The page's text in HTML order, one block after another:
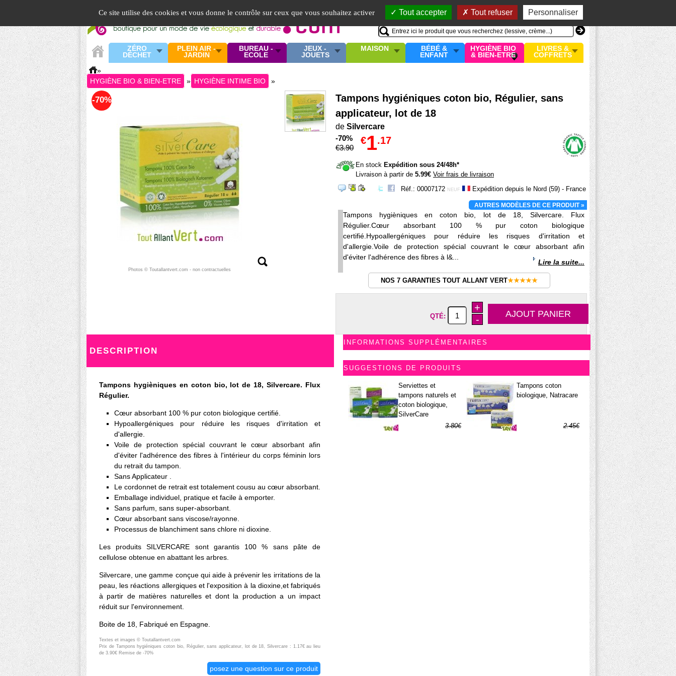
Ce site utilise des cookies et vous donne le contrôle sur ceux que vous souhaitez activer Tout accepter Tout refuser Personnaliser
Mon compte
MON PANIER
0 article
ZÉRO
DÉCHET
PLEIN AIR -
JARDIN
BUREAU -
ECOLE
JEUX -
JOUETS
MAISON
BÉBÉ &
ENFANT
HYGIÈNE BIO
& BIEN-ETRE
LIVRES &
COFFRETS
»
HYGIÈNE BIO & BIEN-ETRE
» HYGIÈNE INTIME BIO »
-70%
Photos © Toutallantvert.com - non contractuelles
Tampons hygiéniques coton bio, Régulier, sans
applicateur, lot de 18
de Silvercare
-70%
€3.90
€1.17
En stock Expédition sous 24/48h*
Livraison à partir de 5.99€ Voir frais de livraison
Réf.: 00007172 NEUF Expédition depuis le Nord (59) - France
AUTRES MODÈLES DE CE PRODUIT »
Tampons hygièniques en coton bio, lot de 18, Silvercare. Flux
Régulier.Cœur absorbant 100 % pur coton biologique
certifié.Hypoallergéniques pour réduire les risques d'irritation et
d'allergie.Voile de protection spécial couvrant le cœur absorbant afin
d'éviter l'adhérence des fibres à l&...
Lire la suite...
NOS 7 GARANTIES TOUT ALLANT VERT★★★★★
QTÉ:
+
-
INFORMATIONS SUPPLÉMENTAIRES
SUGGESTIONS DE PRODUITS
Serviettes et
tampons naturels et
coton biologique,
SilverCare
3.80€
Tampons coton
biologique, Natracare
2.45€
DESCRIPTION
Tampons hygièniques en coton bio, lot de 18, Silvercare. Flux
Régulier.
Cœur absorbant 100 % pur coton biologique certifié.
Hypoallergéniques pour réduire les risques d'irritation et
d'allergie.
Voile de protection spécial couvrant le cœur absorbant afin
d'éviter l'adhérence des fibres à l'intérieur du corps féminin lors
du retrait du tampon.
Sans Applicateur .
Le cordonnet de retrait est totalement cousu au cœur absorbant.
Emballage individuel, pratique et facile à emporter.
Sans parfum, sans super-absorbant.
Cœur absorbant sans viscose/rayonne.
Processus de blanchiment sans chlore ni dioxine.
Les produits SILVERCARE sont garantis 100 % sans pâte de
cellulose obtenue en abattant les arbres.
Silvercare, une gamme conçue qui aide à prévenir les irritations de la
peau, les réactions allergiques et l'exposition à la dioxine,et fabriqués
à partir de matières naturelles et dont la production a un impact
réduit sur l'environnement.
Boite de 18, Fabriqué en Espagne.
Textes et images © Toutallantvert.com
Prix de Tampons hygiéniques coton bio, Régulier, sans applicateur, lot de 18, Silvercare : 1.17€ au lieu
de 3.90€ Remise de -70%
posez une question sur ce produit